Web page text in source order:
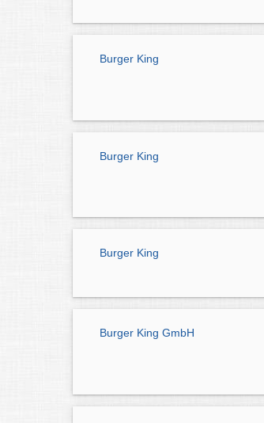
Burger King
Burger King
Burger King
Burger King GmbH